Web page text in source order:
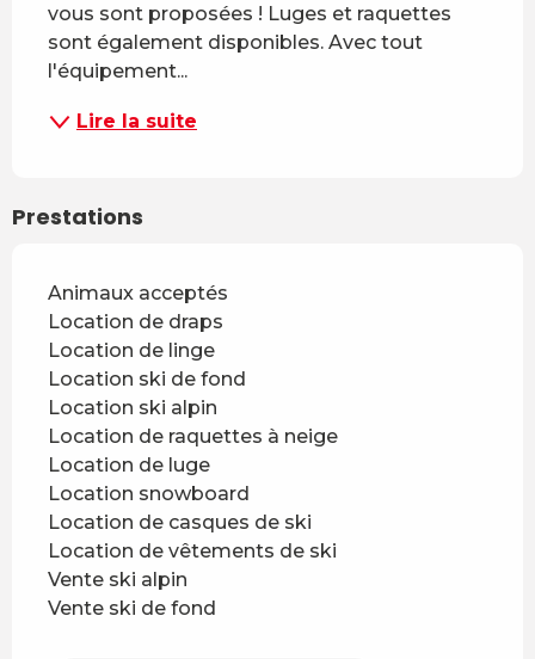
vous sont proposées ! Luges et raquettes
sont également disponibles. Avec tout
l'équipement...
Lire la suite
Prestations
Animaux acceptés
Location de draps
Location de linge
Location ski de fond
Location ski alpin
Location de raquettes à neige
Location de luge
Location snowboard
Location de casques de ski
Location de vêtements de ski
Vente ski alpin
Vente ski de fond